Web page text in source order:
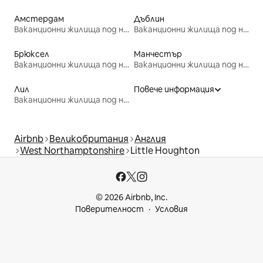
Амстердам
Ваканционни жилища под наем
Дъблин
Ваканционни жилища под наем
Брюксел
Ваканционни жилища под наем
Манчестър
Ваканционни жилища под наем
Лил
Ваканционни жилища под наем
Повече информация
Airbnb Великобритания Англия
West Northamptonshire Little Houghton
© 2026 Airbnb, Inc.
Поверителност
Условия